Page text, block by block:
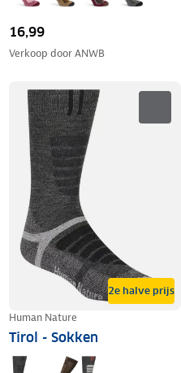
16,99
Verkoop doorANWB
2e halve prijs
Human Nature
Tirol - Sokken